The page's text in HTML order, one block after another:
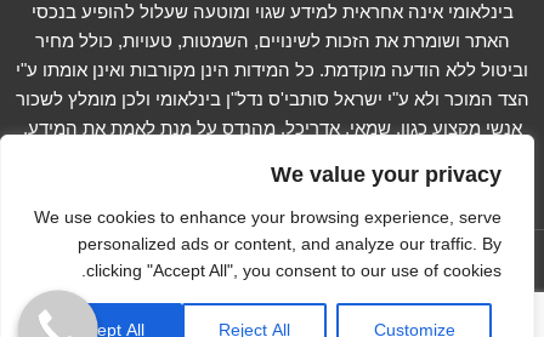
We value your privacy
We use cookies to enhance your browsing experience, serve
personalized ads or content, and analyze our traffic. By
clicking "Accept All", you consent to our use of cookies.
Customize
Reject All
Accept All
בינלאומי אינה אחראית למידע שגוי ומוטעה שעלול להופיע בנכסי
האתר ושומרת את הזכות לשינויים, השמטות, טעויות, כולל מחיר
וביטול ללא הודעה מוקדמת. כל המידות הינן מקורבות ואינן אומתו ע"י
הצד המוכר ולא ע"י ישראל סותבי'ס נדל"ן בינלאומי ולכן מומלץ לשכור
אנשי מקצוע כגון, שמאי, אדריכל, מהנדס על מנת לאמת את המידע.
קרא עוד...
עקוב אחרינו ב -
Copyright © 2012-2023 Israel Sotheby's International
Realty. All Rights Reserved
הצהרת נגישות